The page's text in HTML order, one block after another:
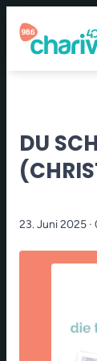
DU
23. Juni 2025